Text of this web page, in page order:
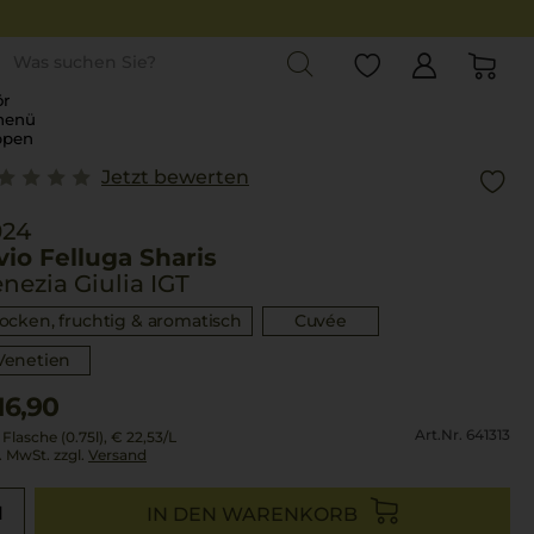
Jetzt bewerten
Felluga Sharis
Giulia IGT
fruchtig & aromatisch
Cuvée
(0.75l), € 22,53/L
MwSt. zzgl. Versand
Art.Nr. 641313
IN DEN WARENKORB